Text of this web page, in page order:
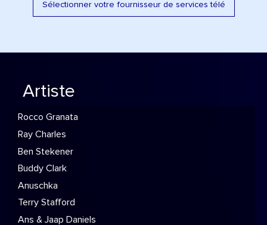
Sélectionner votre fournisseur de services télé
Artiste
Rocco Granata
Ray Charles
Ben Stekener
Buddy Clark
Anuschka
Terry Stafford
Ans & Jaap Daniels